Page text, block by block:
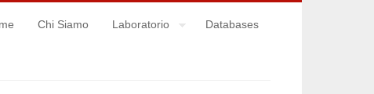
Chi Siamo Laboratorio Databases